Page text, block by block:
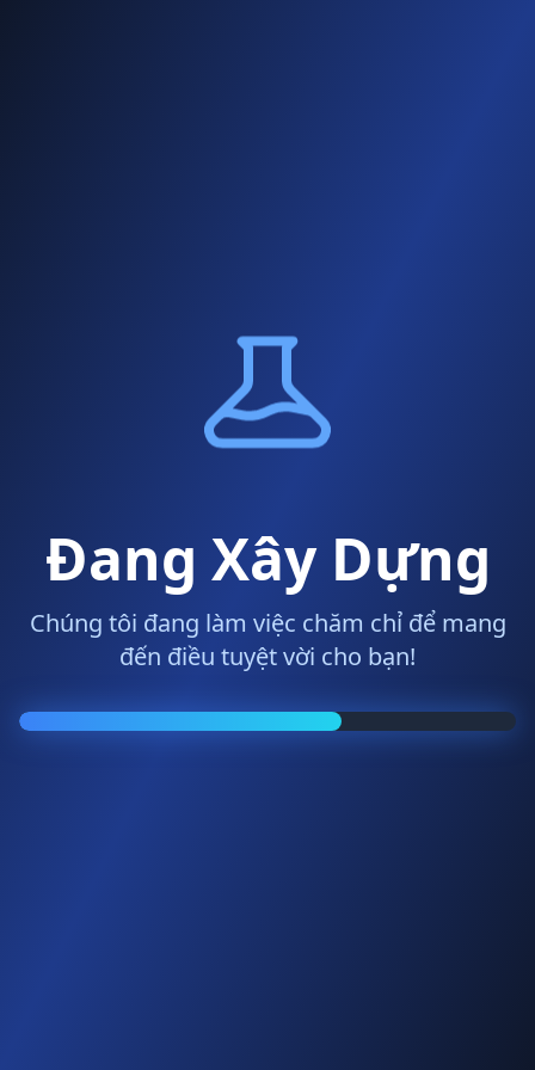
Đang Xây Dựng
Chúng tôi đang làm việc chăm chỉ để mang
đến điều tuyệt vời cho bạn!